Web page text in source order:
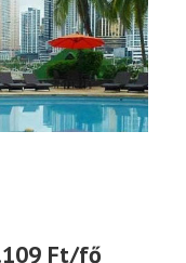
Ft/fő